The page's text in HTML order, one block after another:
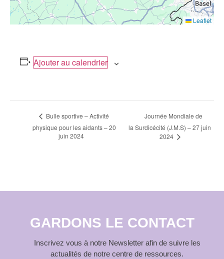
Leaflet
Ajouter au calendrier
Navigation
Évènement
Bulle sportive – Activité
physique pour les aidants – 20
juin 2024
Journée Mondiale de
la Surdicécité (J.M.S) – 27 juin
2024
GARDONS LE CONTACT
Inscrivez vous à notre Newsletter afin de suivre les
actualités de notre centre de ressources.